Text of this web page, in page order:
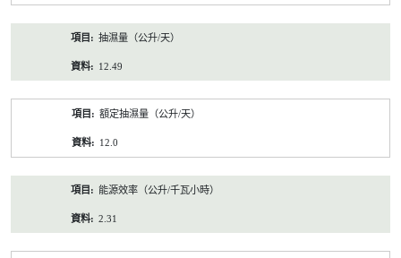
抽濕量（公升/天）
12.49
額定抽濕量（公升/天）
12.0
能源效率（公升/千瓦小時）
2.31